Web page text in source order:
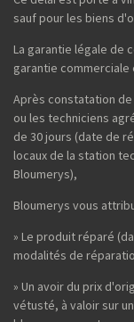
sauf pour les biens
La garantie légale de
garantie
Après constatation de
ou les techniciens
de 30 jours (date de
locaux de la station
Bloumerys),
Bloumerys vous
» Le produit réparé
modalités de
» Un avoir du prix
vétusté, à valoir sur